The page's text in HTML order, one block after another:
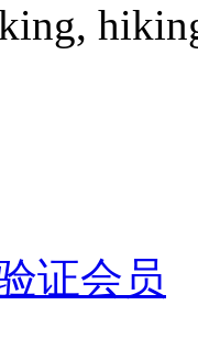
证会员